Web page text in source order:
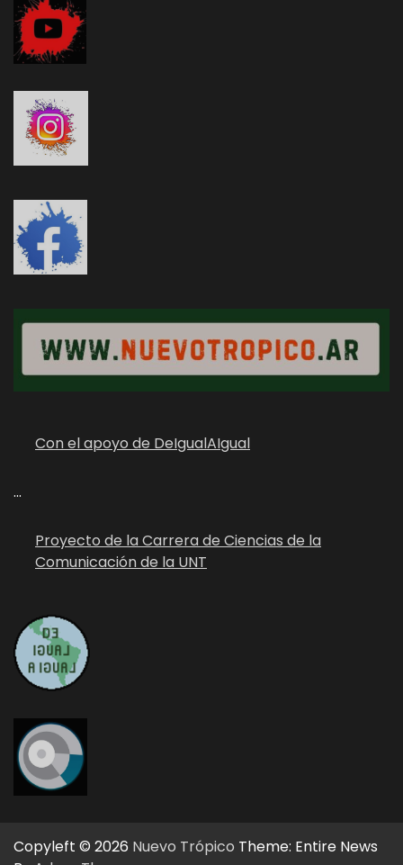
Con el apoyo de DeIgualAIgual
...
Proyecto de la Carrera de Ciencias de la
Comunicación de la UNT
Copyleft © 2026 Nuevo Trópico Theme: Entire News